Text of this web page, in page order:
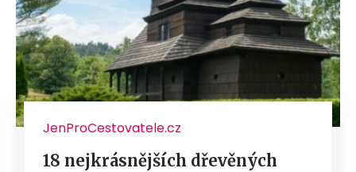
JenProCestovatele.cz
18 nejkrásnějších dřevěných